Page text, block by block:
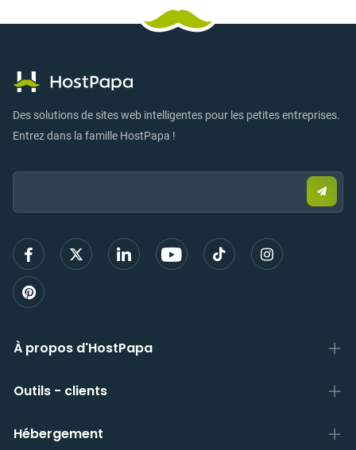
Des solutions de sites web intelligentes pour les petites entreprises.
Entrez dans la famille HostPapa !
Email:
un
mail
À propos d'HostPapa
Outils - clients
Hébergement